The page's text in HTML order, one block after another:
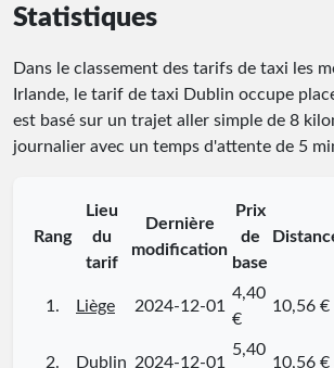
Statistiques
Dans le classement des tarifs de taxi les
Irlande, le tarif de taxi Dublin occupe
est basé sur un trajet aller simple de 8
journalier avec un temps d'attente de 5
Rang
Lieu
du
tarif
Dernière
modification
Prix
de
base
1. Liège 2024-12-01
4,40
€
10,56 €
2. Dublin 2024-12-01
5,40
10,56 €